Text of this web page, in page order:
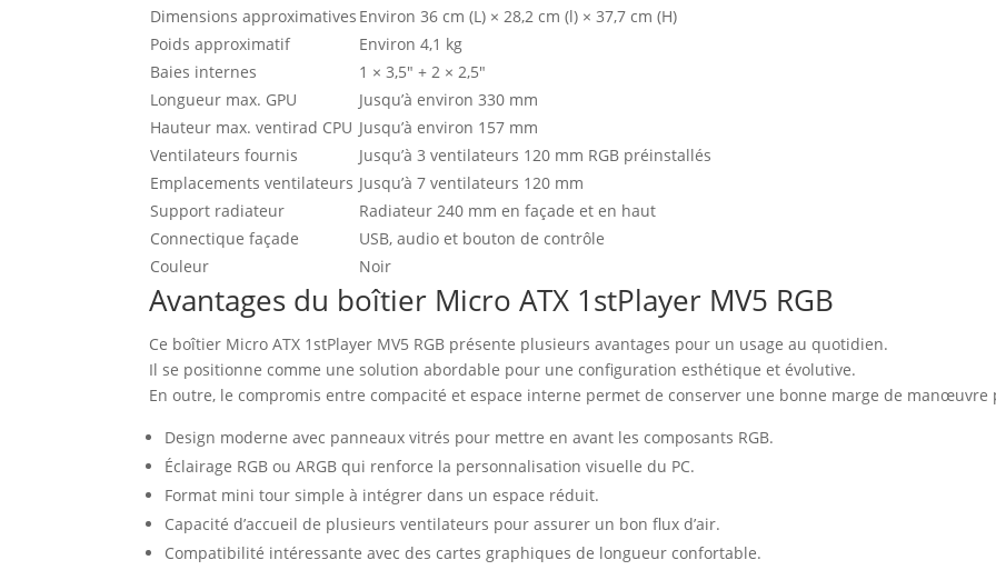
Dimensions approximatives Environ 36 cm (L) × 28,2 cm (l) × 37,7 cm (H)
Poids approximatif
Environ 4,1 kg
Baies internes
1 × 3,5″ + 2 × 2,5″
Longueur max. GPU
Jusqu’à environ 330 mm
Hauteur max. ventirad CPU Jusqu’à environ 157 mm
Ventilateurs fournis
Jusqu’à 3 ventilateurs 120 mm RGB préinstallés
Emplacements ventilateurs Jusqu’à 7 ventilateurs 120 mm
Support radiateur
Radiateur 240 mm en façade et en haut
Connectique façade
USB, audio et bouton de contrôle
Couleur
Noir
Avantages du boîtier Micro ATX 1stPlayer MV5 RGB
Ce boîtier Micro ATX 1stPlayer MV5 RGB présente plusieurs avantages pour un usage au quotidien.
Il se positionne comme une solution abordable pour une configuration esthétique et évolutive.
En outre, le compromis entre compacité et espace interne permet de conserver une bonne marge de manœuvre
Design moderne avec panneaux vitrés pour mettre en avant les composants RGB.
Éclairage RGB ou ARGB qui renforce la personnalisation visuelle du PC.
Format mini tour simple à intégrer dans un espace réduit.
Capacité d’accueil de plusieurs ventilateurs pour assurer un bon flux d’air.
Compatibilité intéressante avec des cartes graphiques de longueur confortable.